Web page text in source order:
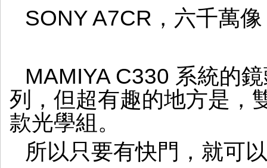
SONY A7CR，六千萬
MAMIYA C330 系統的
列，但超有趣的地方是，
款光學組。
所以只要有快門，就可